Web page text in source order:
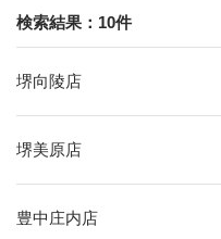
検索結果：10件
堺向陵店
堺美原店
豊中庄内店